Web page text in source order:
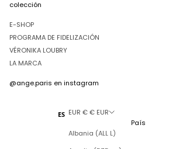
colección
E-SHOP
PROGRAMA DE FIDELIZACIÓN
VÉRONIKA LOUBRY
LA MARCA
@ange.paris en instagram
ES EUR € € EUR
País
Albania (ALL L)